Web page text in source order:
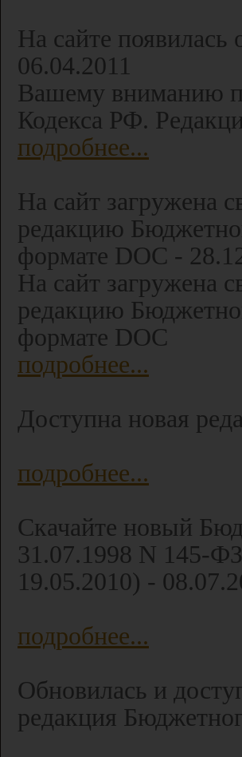
На сайте
06.04.2011
Вашему вниманию
Кодекса РФ.
подробнее...
На сайт загружена
редакцию
формате DOC -
На сайт загружена
редакцию
формате DOC
подробнее...
Доступна новая
подробнее...
Скачайте новый
31.07.1998 N 145-
19.05.2010) -
подробнее...
Обновилась и
редакция